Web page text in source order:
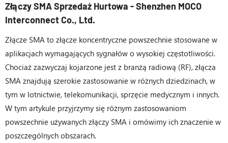
Złączy SMA Sprzedaż Hurtowa - Shenzhen MOCO
Interconnect Co., Ltd.
Złącze SMA to złącze koncentryczne powszechnie stosowane w
aplikacjach wymagających sygnałów o wysokiej częstotliwości.
Chociaż zazwyczaj kojarzone jest z branżą radiową (RF), złącza
SMA znajdują szerokie zastosowanie w różnych dziedzinach, w
tym w lotnictwie, telekomunikacji, sprzęcie medycznym i innych.
W tym artykule przyjrzymy się różnym zastosowaniom
powszechnie używanych złączy SMA i omówimy ich znaczenie w
poszczególnych obszarach.